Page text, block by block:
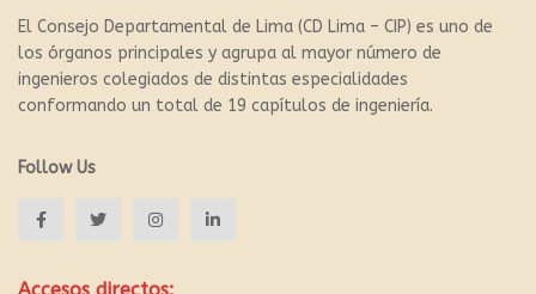
El Consejo Departamental de Lima (CD Lima – CIP) es uno de
los órganos principales y agrupa al mayor número de
ingenieros colegiados de distintas especialidades
conformando un total de 19 capítulos de ingeniería.
Follow Us